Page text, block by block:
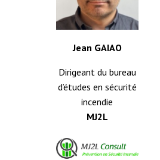
Jean GAIAO
Dirigeant du bureau
d’études en sécurité
incendie
MJ2L